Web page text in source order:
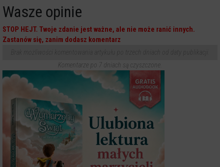
Wasze opinie
STOP HEJT. Twoje zdanie jest ważne, ale nie może ranić innych.
Zastanów się, zanim dodasz komentarz
Komentarze po 7 dniach są czyszczone.